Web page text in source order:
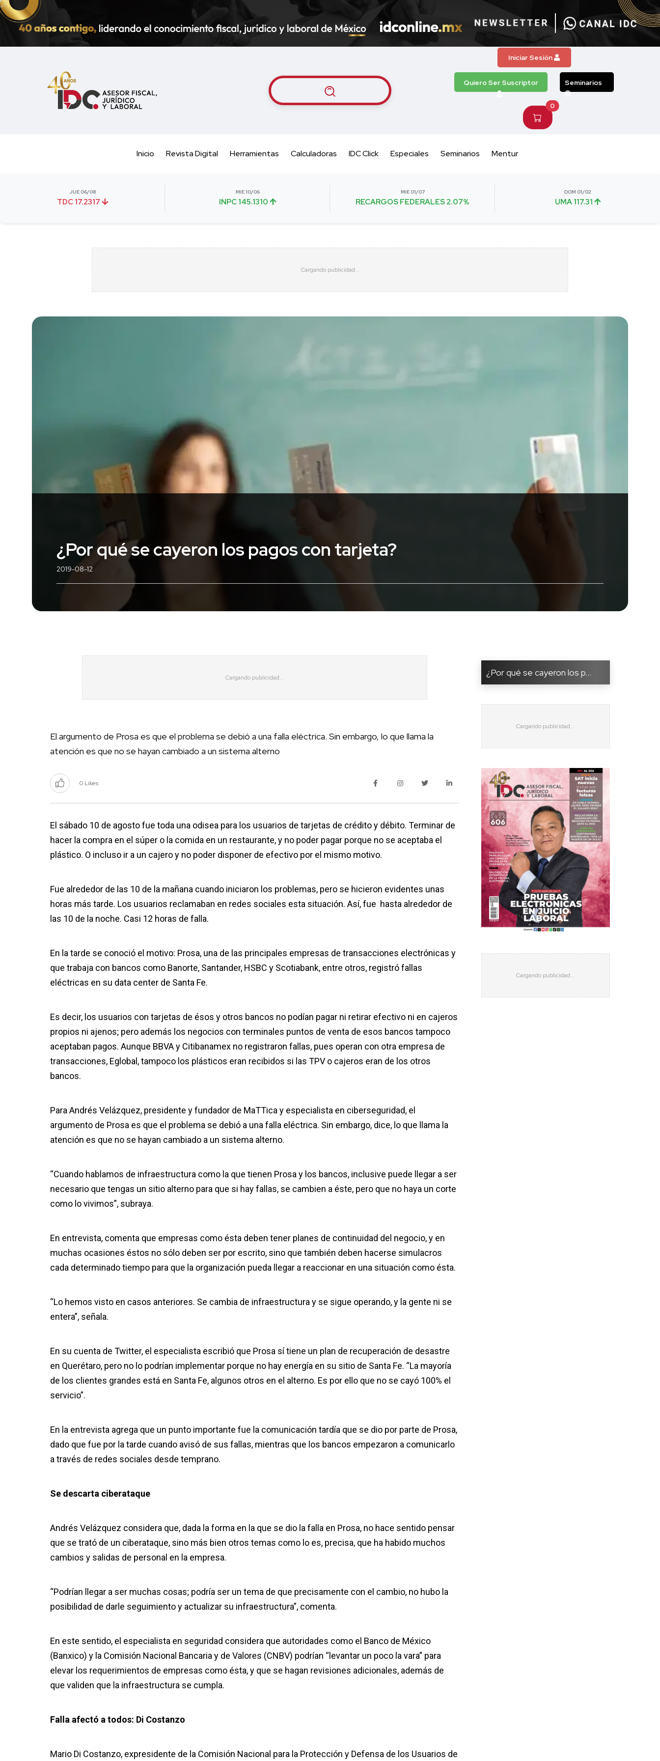
Iniciar Sesión
Quiero Ser Suscriptor Seminarios
0
Inicio Revista Digital Herramientas Calculadoras IDC Click Especiales Seminarios Mentur
JUE 06/08
TDC 17.2317
MIE 10/06
INPC 145.1310
MIE 01/07
RECARGOS FEDERALES 2.07%
DOM 01/02
UMA 117.31
¿Por qué se cayeron los pagos con tarjeta?
2019-08-12
El argumento de Prosa es que el problema se debió a una falla eléctrica. Sin embargo, lo que llama la
atención es que no se hayan cambiado a un sistema alterno
0 Likes
El sábado 10 de agosto fue toda una odisea para los usuarios de tarjetas de crédito y débito. Terminar de
hacer la compra en el súper o la comida en un restaurante, y no poder pagar porque no se aceptaba el
plástico. O incluso ir a un cajero y no poder disponer de efectivo por el mismo motivo.
Fue alrededor de las 10 de la mañana cuando iniciaron los problemas, pero se hicieron evidentes unas
horas más tarde. Los usuarios reclamaban en redes sociales esta situación. Así, fue hasta alrededor de
las 10 de la noche. Casi 12 horas de falla.
En la tarde se conoció el motivo: Prosa, una de las principales empresas de transacciones electrónicas y
que trabaja con bancos como Banorte, Santander, HSBC y Scotiabank, entre otros, registró fallas
eléctricas en su data center de Santa Fe.
Es decir, los usuarios con tarjetas de ésos y otros bancos no podían pagar ni retirar efectivo ni en cajeros
propios ni ajenos; pero además los negocios con terminales puntos de venta de esos bancos tampoco
aceptaban pagos. Aunque BBVA y Citibanamex no registraron fallas, pues operan con otra empresa de
transacciones, Eglobal, tampoco los plásticos eran recibidos si las TPV o cajeros eran de los otros
bancos.
Para Andrés Velázquez, presidente y fundador de MaTTica y especialista en ciberseguridad, el
argumento de Prosa es que el problema se debió a una falla eléctrica. Sin embargo, dice, lo que llama la
atención es que no se hayan cambiado a un sistema alterno.
“Cuando hablamos de infraestructura como la que tienen Prosa y los bancos, inclusive puede llegar a ser
necesario que tengas un sitio alterno para que si hay fallas, se cambien a éste, pero que no haya un corte
como lo vivimos”, subraya.
En entrevista, comenta que empresas como ésta deben tener planes de continuidad del negocio, y en
muchas ocasiones éstos no sólo deben ser por escrito, sino que también deben hacerse simulacros
cada determinado tiempo para que la organización pueda llegar a reaccionar en una situación como ésta.
“Lo hemos visto en casos anteriores. Se cambia de infraestructura y se sigue operando, y la gente ni se
entera”, señala.
En su cuenta de Twitter, el especialista escribió que Prosa sí tiene un plan de recuperación de desastre
en Querétaro, pero no lo podrían implementar porque no hay energía en su sitio de Santa Fe. “La mayoría
de los clientes grandes está en Santa Fe, algunos otros en el alterno. Es por ello que no se cayó 100% el
servicio”.
En la entrevista agrega que un punto importante fue la comunicación tardía que se dio por parte de Prosa,
dado que fue por la tarde cuando avisó de sus fallas, mientras que los bancos empezaron a comunicarlo
a través de redes sociales desde temprano.
Se descarta ciberataque
Andrés Velázquez considera que, dada la forma en la que se dio la falla en Prosa, no hace sentido pensar
que se trató de un ciberataque, sino más bien otros temas como lo es, precisa, que ha habido muchos
cambios y salidas de personal en la empresa.
“Podrían llegar a ser muchas cosas; podría ser un tema de que precisamente con el cambio, no hubo la
posibilidad de darle seguimiento y actualizar su infraestructura”, comenta.
En este sentido, el especialista en seguridad considera que autoridades como el Banco de México
(Banxico) y la Comisión Nacional Bancaria y de Valores (CNBV) podrían “levantar un poco la vara” para
elevar los requerimientos de empresas como ésta, y que se hagan revisiones adicionales, además de
que validen que la infraestructura se cumpla.
Falla afectó a todos: Di Costanzo
Mario Di Costanzo, expresidente de la Comisión Nacional para la Protección y Defensa de los Usuarios de
¿Por qué se cayeron los p...